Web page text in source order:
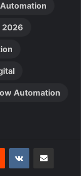
2026
Automation
Reddit VKontakte